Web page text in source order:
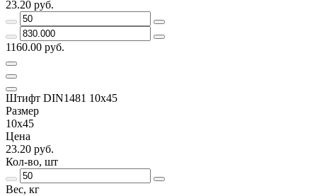
23.20 руб.
1160.00 руб.
Штифт DIN1481 10х45
Размер
10х45
Цена
23.20 руб.
Кол-во, шт
Вес, кг